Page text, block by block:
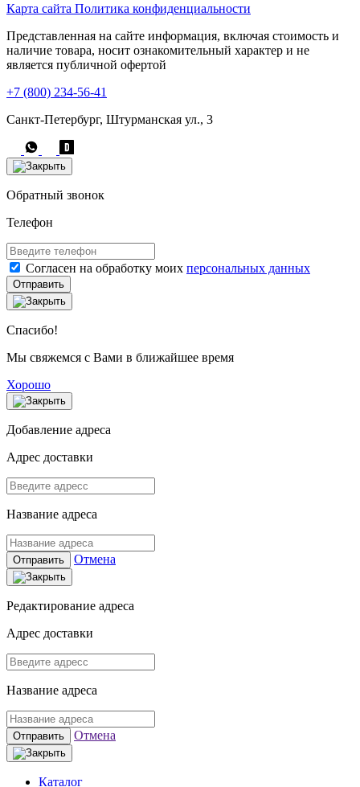
Карта сайта Политика конфиденциальности
Представленная на сайте информация, включая стоимость и
наличие товара, носит ознакомительный характер и не
является публичной офертой
+7 (800) 234-56-41
Санкт-Петербург, Штурманская ул., 3
Обратный звонок
Телефон
Согласен на обработку моих персональных данных
Отправить
Спасибо!
Мы свяжемся с Вами в ближайшее время
Хорошо
Добавление адреса
Адрес доставки
Название адреса
Отправить Отмена
Редактирование адреса
Адрес доставки
Название адреса
Отправить Отмена
Каталог